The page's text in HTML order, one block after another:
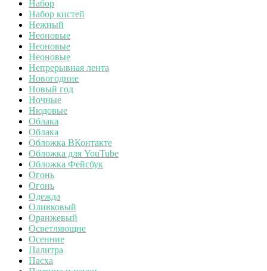
Набор
Набор кистей
Нежный
Неоновые
Неоновые
Неоновые
Непрерывная лента
Новогодние
Новый год
Ночные
Нюдовые
Облака
Облака
Обложка ВКонтакте
Обложка для YouTube
Обложка Фейсбук
Огонь
Огонь
Одежда
Оливковый
Оранжевый
Осветляющие
Осенние
Палитра
Пасха